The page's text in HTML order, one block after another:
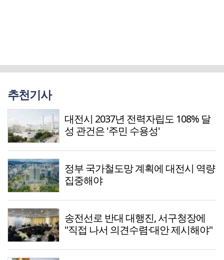
추천기사
대전시 2037년 전력자립도 108% 달
성 관건은 '주민 수용성'
정부 국가철도망 계획에 대전시 역량
집중해야
송전선로 반대 대행진, 서구청장에
"직접 나서 의견수렴·대안 제시해야"